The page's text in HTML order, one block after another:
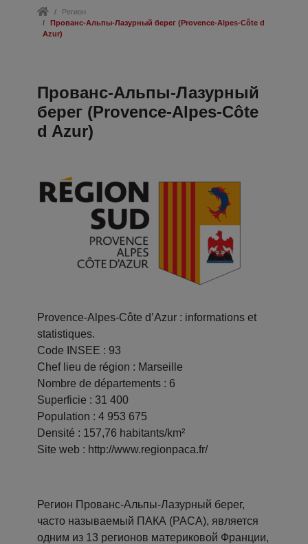
Регион
Прованс-Альпы-Лазурный берег (Provence-Alpes-Côte d
Azur)
Прованс-Альпы-Лазурный
берег (Provence-Alpes-Côte
d Azur)
Provence-Alpes-Côte d’Azur : informations et
statistiques.
Code INSEE : 93
Chef lieu de région : Marseille
Nombre de départements : 6
Superficie : 31 400
Population : 4 953 675
Densité : 157,76 habitants/km²
Site web : http://www.regionpaca.fr/
Регион Прованс-Альпы-Лазурный берег,
часто называемый ПАКА (PACA), является
одним из 13 регионов материковой Франции,